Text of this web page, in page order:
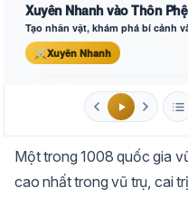
Xuyên Nhanh vào Thôn
Tạo nhân vật, khám phá bí cảnh
⚔Xuyên Nhanh
Mặc định
Một trong 1008 quốc gia
cao nhất trong vũ trụ, cai